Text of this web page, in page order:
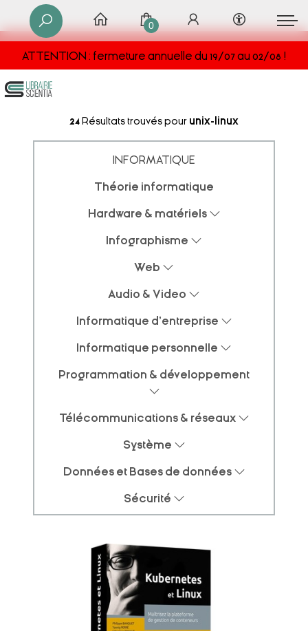
ATTENTION : fermeture annuelle du 19/07 au 02/08 !
0
24 Résultats trouvés pour unix-linux
INFORMATIQUE
Théorie informatique
Hardware & matériels
Infographisme
Web
Audio & Video
Informatique d'entreprise
Informatique personnelle
Programmation & développement
Télécommunications & réseaux
Système
Données et Bases de données
Sécurité